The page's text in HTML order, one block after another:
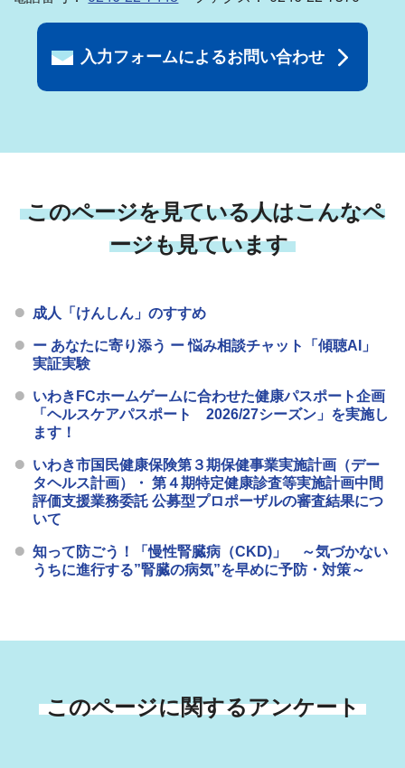
入力フォームによるお問い合わせ
このページを見ている人はこんなペ
ージも見ています
成人「けんしん」のすすめ
ー あなたに寄り添う ー 悩み相談チャット「傾聴AI」
実証実験
いわきFCホームゲームに合わせた健康パスポート企画
「ヘルスケアパスポート 2026/27シーズン」を実施し
ます！
いわき市国民健康保険第３期保健事業実施計画（デー
タヘルス計画）・ 第４期特定健康診査等実施計画中間
評価支援業務委託 公募型プロポーザルの審査結果につ
いて
知って防ごう！「慢性腎臓病（CKD)」 ～気づかない
うちに進行する”腎臓の病気”を早めに予防・対策～
このページに関するアンケート